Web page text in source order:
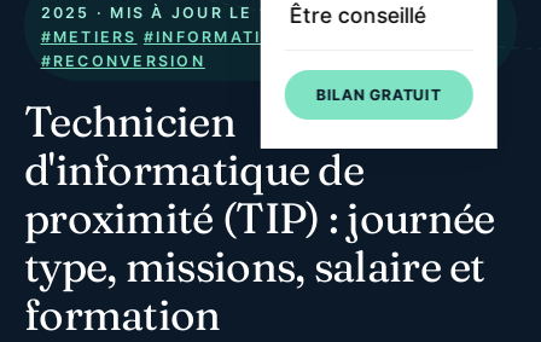
Être conseillé
BILAN GRATUIT
2025
· MIS À JOUR LE 10 JUIN 2026·#TIP
#METIERS #INFORMATIQUE
#RECONVERSION
Technicien
d'informatique de
proximité (TIP) : journée
type, missions, salaire et
formation